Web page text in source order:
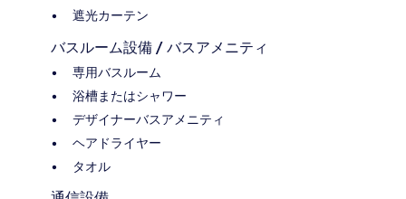
遮光カーテン
バスルーム設備 / バスアメニティ
専用バスルーム
浴槽またはシャワー
デザイナーバスアメニティ
ヘアドライヤー
タオル